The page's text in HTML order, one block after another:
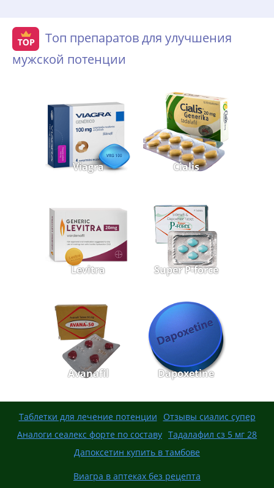
Топ препаратов для улучшения
мужской потенции
Viagra Cialis
Levitra Super P-force
Avanafil Dapoxetine
Таблетки для лечение потенции Отзывы сиалис супер
Аналоги сеалекс форте по составу Тадалафил сз 5 мг 28
Дапоксетин купить в тамбове
Виагра в аптеках без рецепта